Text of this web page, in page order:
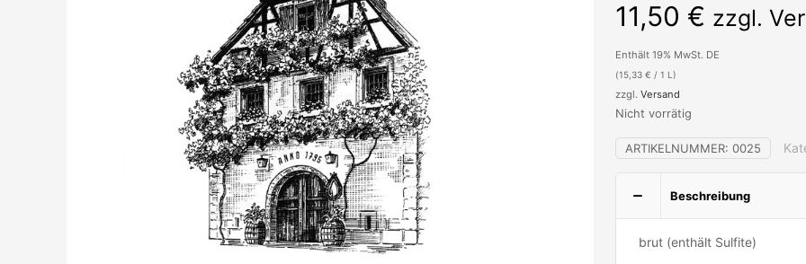
11,50 € zzgl.
Enthält 19% MwSt. DE
(15,33 € / 1 L)
zzgl. Versand
Nicht vorrätig
ARTIKELNUMMER: 0025
Beschreibung
brut (enthält Sulfite)